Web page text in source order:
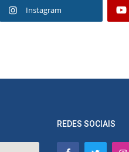
Instagram
REDES SOCIAIS